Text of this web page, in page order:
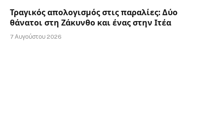
Τραγικός απολογισμός στις παραλίες: Δύο
θάνατοι στη Ζάκυνθο και ένας στην Ιτέα
7 Αυγούστου 2026